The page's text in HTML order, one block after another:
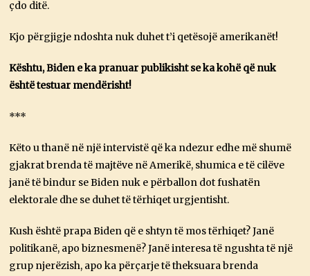
çdo ditë.
Kjo përgjigje ndoshta nuk duhet t’i qetësojë amerikanët!
Kështu, Biden e ka pranuar publikisht se ka kohë që nuk
është testuar mendërisht!
***
Këto u thanë në një intervistë që ka ndezur edhe më shumë
gjakrat brenda të majtëve në Amerikë, shumica e të cilëve
janë të bindur se Biden nuk e përballon dot fushatën
elektorale dhe se duhet të tërhiqet urgjentisht.
Kush është prapa Biden që e shtyn të mos tërhiqet? Janë
politikanë, apo biznesmenë? Janë interesa të ngushta të një
grup njerëzish, apo ka përçarje të theksuara brenda